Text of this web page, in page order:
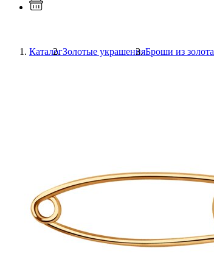
КаталогЗолотые украшенияБроши из золота